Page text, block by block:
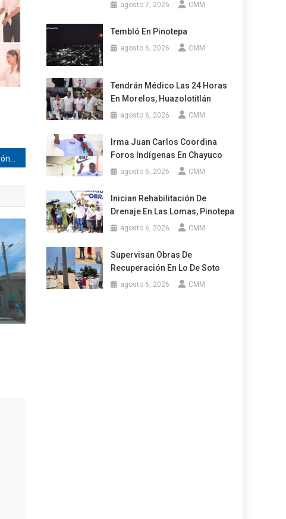
agosto 7, 2026 CMM
Tembló En Pinotepa
agosto 6, 2026 CMM
Tendrán Médico Las 24 Horas
En Morelos, Huazolotitlán
agosto 6, 2026 CMM
Irma Juan Carlos Coordina
Foros Indígenas En Chayuco
agosto 6, 2026 CMM
Inician Rehabilitación De
Drenaje En Las Lomas, Pinotepa
agosto 6, 2026 CMM
Supervisan Obras De
Recuperación En Lo De Soto
agosto 6, 2026 CMM